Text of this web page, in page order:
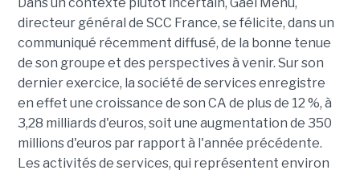
directeur général de SCC France, se félicite, dans un
communiqué récemment diffusé, de la bonne tenue
de son groupe et des perspectives à venir. Sur son
dernier exercice, la société de services enregistre
en effet une croissance de son CA de plus de 12 %, à
3,28 milliards d'euros, soit une augmentation de 350
millions d'euros par rapport à l'année précédente.
Les activités de services, qui représentent environ